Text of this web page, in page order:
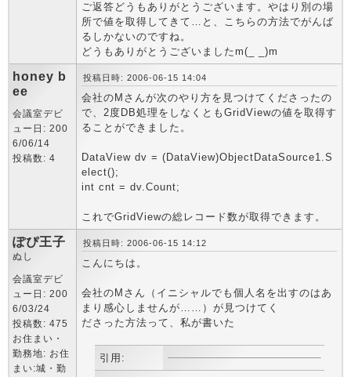
ご返答どうもありがとうございます。やはり別の場
所で値を取得してきて…と、こちらの方法でがんば
るしかないのですね。
どうもありがとうございましたm(_ _)m
honey b
ee
会議室デビ
ュー日: 200
6/06/14
投稿数: 4
投稿日時: 2006-06-15 14:04
会社のMさんが次のやり方を見つけてくださったの
で、2度DB処理をしなくともGridViewの値を取得す
ることができました。
DataView dv = (DataView)ObjectDataSource1.S
elect();
int cnt = dv.Count;
これでGridViewの総レコード数が取得できます。
ぽぴ王子
ぬし
会議室デビ
ュー日: 200
6/03/24
投稿数: 475
お住まい・
勤務地: お住
まい:城・勤
投稿日時: 2006-06-15 14:12
こんにちは。
会社のMさん（イニシャルでも個人名を出すのはあ
まり感心しませんが……）が見つけてく
ださった方法って、私が書いた
引用: